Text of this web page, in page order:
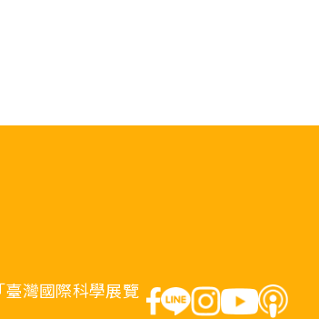
灣國際科學展覽